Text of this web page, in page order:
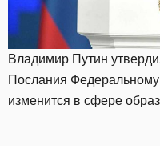
Владимир Путин
Послания
изменится в сфере